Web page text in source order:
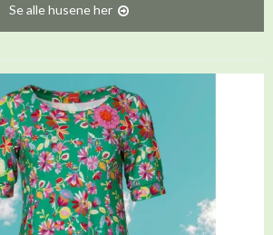
Se alle husene her